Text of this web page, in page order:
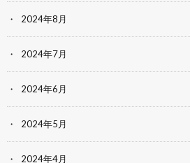
2024年8月
2024年7月
2024年6月
2024年5月
2024年4月